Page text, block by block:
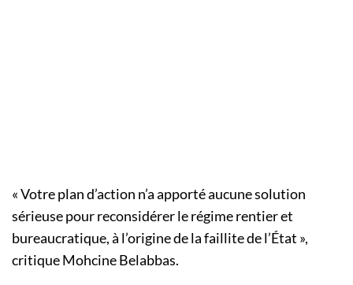
« Votre plan d’action n’a apporté aucune solution
sérieuse pour reconsidérer le régime rentier et
bureaucratique, à l’origine de la faillite de l’État »,
critique Mohcine Belabbas.